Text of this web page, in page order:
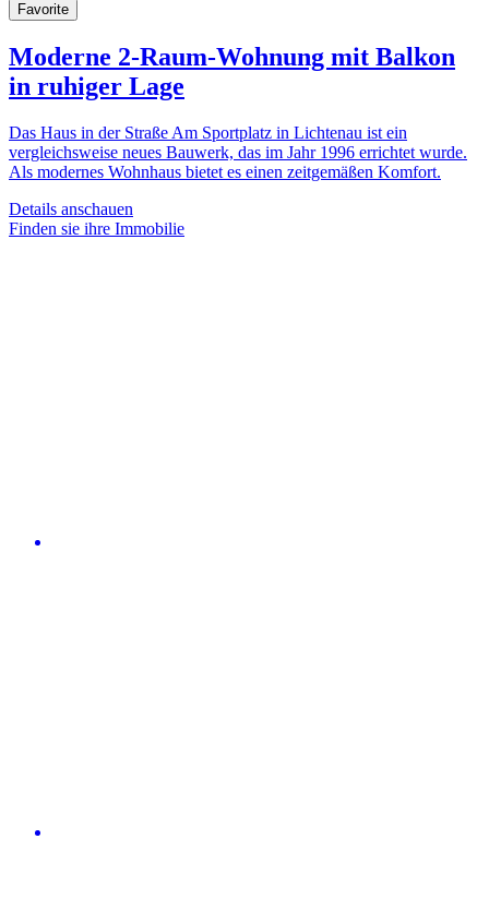
Favorite
Moderne 2-Raum-Wohnung mit Balkon
in ruhiger Lage
Das Haus in der Straße Am Sportplatz in Lichtenau ist ein
vergleichsweise neues Bauwerk, das im Jahr 1996 errichtet wurde.
Als modernes Wohnhaus bietet es einen zeitgemäßen Komfort.
Details anschauen
Finden sie ihre Immobilie